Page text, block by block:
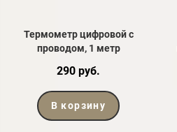
Термометр цифровой с
проводом, 1 метр
290 руб.
В корзину